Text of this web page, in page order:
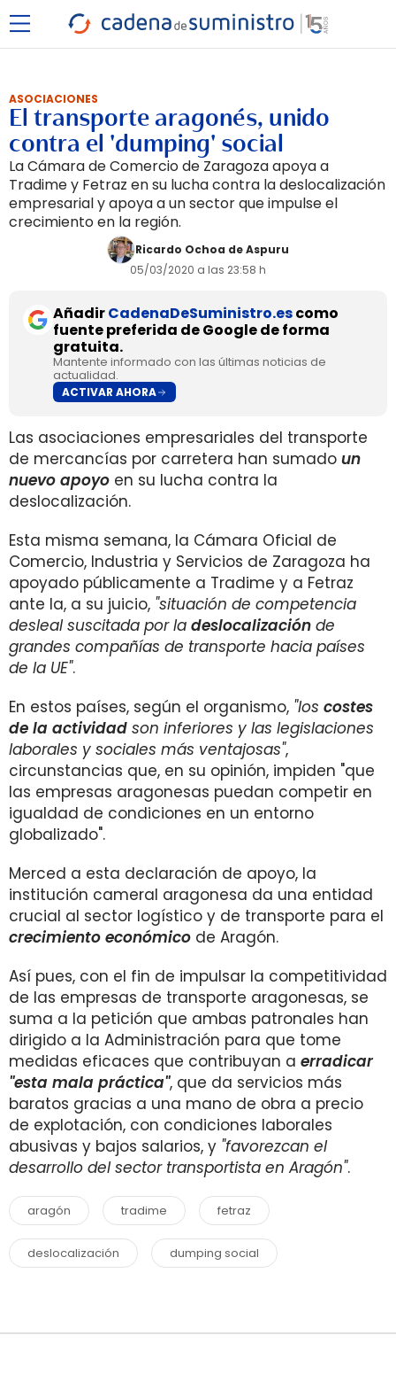
ASOCIACIONES
El transporte aragonés, unido
contra el 'dumping' social
La Cámara de Comercio de Zaragoza apoya a
Tradime y Fetraz en su lucha contra la deslocalización
empresarial y apoya a un sector que impulse el
crecimiento en la región.
Ricardo Ochoa de Aspuru
05/03/2020 a las 23:58 h
AñadirCadenaDeSuministro.escomo
fuente preferida de Google de forma
gratuita.
Mantente informado con las últimas noticias de
actualidad.
ACTIVAR AHORA
Las asociaciones empresariales del transporte
de mercancías por carretera han sumado un
nuevo apoyo en su lucha contra la
deslocalización.
Esta misma semana, la Cámara Oficial de
Comercio, Industria y Servicios de Zaragoza ha
apoyado públicamente a Tradime y a Fetraz
ante la, a su juicio, "situación de competencia
desleal suscitada por la deslocalización de
grandes compañías de transporte hacia países
de la UE".
En estos países, según el organismo, "los costes
de la actividad son inferiores y las legislaciones
laborales y sociales más ventajosas",
circunstancias que, en su opinión, impiden "que
las empresas aragonesas puedan competir en
igualdad de condiciones en un entorno
globalizado".
Merced a esta declaración de apoyo, la
institución cameral aragonesa da una entidad
crucial al sector logístico y de transporte para el
crecimiento económico de Aragón.
Así pues, con el fin de impulsar la competitividad
de las empresas de transporte aragonesas, se
suma a la petición que ambas patronales han
dirigido a la Administración para que tome
medidas eficaces que contribuyan a erradicar
"esta mala práctica", que da servicios más
baratos gracias a una mano de obra a precio
de explotación, con condiciones laborales
abusivas y bajos salarios, y "favorezcan el
desarrollo del sector transportista en Aragón".
aragón tradime fetraz
deslocalización dumping social